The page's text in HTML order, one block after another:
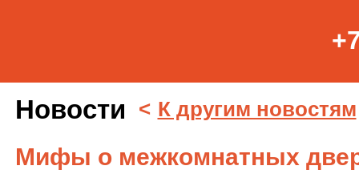
Новости < К другим новостям
Мифы о межкомнатных